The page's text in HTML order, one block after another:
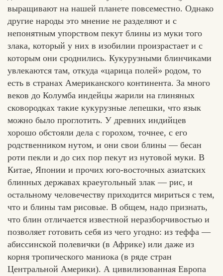
выращивают на нашей планете повсеместно. Однако
другие народы это мнение не разделяют и с
непонятным упорством пекут блины из муки того
злака, который у них в изобилии произрастает и с
которым они сроднились. Кукурузными блинчиками
увлекаются там, откуда «царица полей» родом, то
есть в странах Американского континента. За много
веков до Колумба индейцы жарили на глиняных
сковородках такие кукурузные лепешки, что язык
можно было проглотить. У древних индийцев
хорошо обстояли дела с горохом, точнее, с его
родственником нутом, и они свои блины — бесан
роти пекли и до сих пор пекут из нутовой муки. В
Китае, Японии и прочих юго-восточных азиатских
блинных державах краеугольный злак — рис, и
остальному человечеству приходится мириться с тем,
что и блины там рисовые. В общем, надо признать,
что блин отличается известной неразборчивостью и
позволяет готовить себя из чего угодно: из теффа —
абиссинской полевички (в Африке) или даже из
корня тропического маниока (в ряде стран
Центральной Америки). А цивилизованная Европа